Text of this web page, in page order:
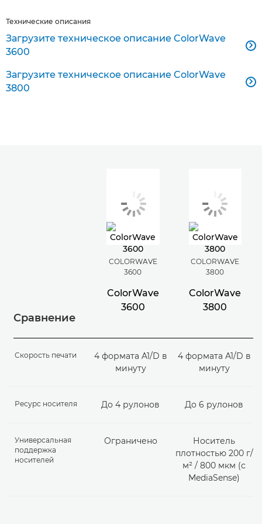
Технические описания
Загрузите техническое описание ColorWave
3600

Загрузите техническое описание ColorWave
3800

Сравнение
COLORWAVE
3600
ColorWave
3600
COLORWAVE
3800
ColorWave
3800
Скорость печати
4 формата A1/D в
минуту
4 формата A1/D в
минуту
Ресурс носителя До 4 рулонов До 6 рулонов
Универсальная
поддержка
носителей
Ограничено
Носитель
плотностью 200 г/
м² / 800 мкм (с
MediaSense)